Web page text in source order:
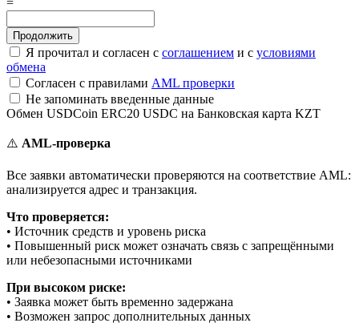
Я прочитал и согласен с соглашением и с условиями
обмена
Согласен с правилами AML проверки
Не запоминать введенные данные
Обмен USDCoin ERC20 USDC на Банковская карта KZT
⚠️ AML-проверка
Все заявки автоматически проверяются на соответствие AML:
анализируется адрес и транзакция.
Что проверяется:
• Источник средств и уровень риска
• Повышенный риск может означать связь с запрещёнными
или небезопасными источниками
При высоком риске:
• Заявка может быть временно задержана
• Возможен запрос дополнительных данных